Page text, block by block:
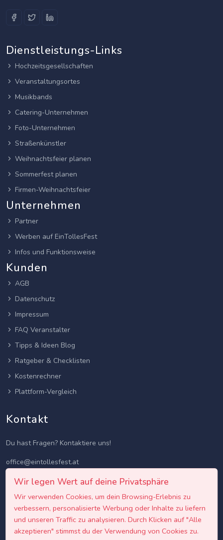
Dienstleistungs-Links
Hochzeitsgesellschaften
Veranstaltungsortes
Musikbands
Catering-Unternehmen
Foto-Unternehmen
Straßenkünstler
Weihnachtsfeier planen
Sommerfest planen
Firmen-Weihnachtsfeier
Unternehmen
Partner
Werben auf EinTollesFest
Infos und Funktionsweise
Kunden
AGB
Datenschutz
Impressum
FAQ Veranstalter
Tipps & Ideen Blog
Ratgeber & Checklisten
Kostenrechner
Plattform-Vergleich
Kontakt
Du hast Fragen? Kontaktiere uns!
office@eintollesfest.at
Wir legen Wert auf deine Privatsphäre
Wir verwenden Cookies, um dein Browsing-Erlebnis zu
verbessern, personalisierte Werbung oder Inhalte zu liefern
und unseren Traffic zu analysieren. Durch Klicken auf "Alle
akzeptieren" stimmst du der Verwendung von Cookies zu.